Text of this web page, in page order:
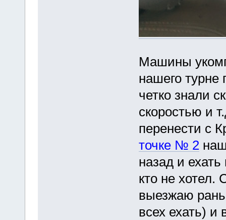
Машины
нашего
четко знали
скоростью и
перенести с
точке № 2
назад и
кто не
выезжаю
всех ехать) и